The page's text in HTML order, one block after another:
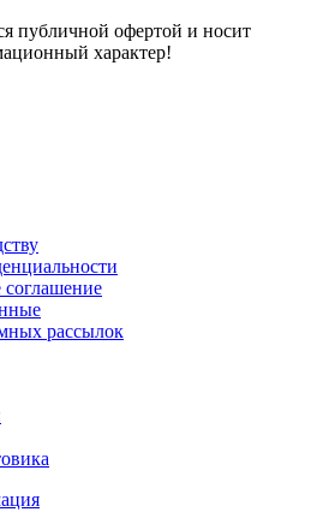
публичной офертой и носит
характер!
соглашение
рассылок